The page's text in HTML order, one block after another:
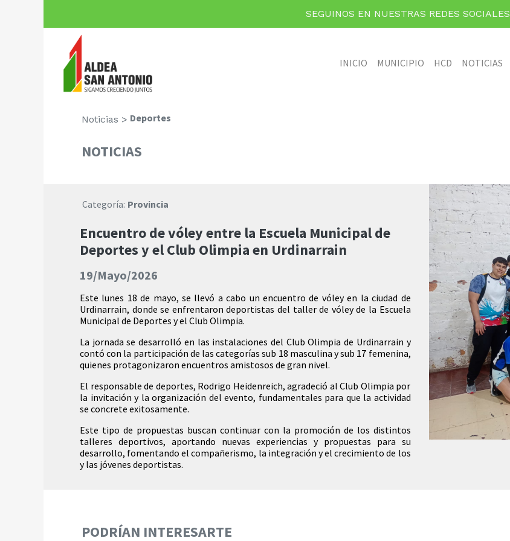
SEGUINOS EN NUESTRAS REDES SOCIALES
INICIO MUNICIPIO HCD NOTICIAS
Noticias > Deportes
NOTICIAS
Categoría: Provincia
Encuentro de vóley entre la Escuela Municipal de
Deportes y el Club Olimpia en Urdinarrain
19/Mayo/2026
Este lunes 18 de mayo, se llevó a cabo un encuentro de vóley en la ciudad de
Urdinarrain, donde se enfrentaron deportistas del taller de vóley de la Escuela
Municipal de Deportes y el Club Olimpia.
La jornada se desarrolló en las instalaciones del Club Olimpia de Urdinarrain y
contó con la participación de las categorías sub 18 masculina y sub 17 femenina,
quienes protagonizaron encuentros amistosos de gran nivel.
El responsable de deportes, Rodrigo Heidenreich, agradeció al Club Olimpia por
la invitación y la organización del evento, fundamentales para que la actividad
se concrete exitosamente.
Este tipo de propuestas buscan continuar con la promoción de los distintos
talleres deportivos, aportando nuevas experiencias y propuestas para su
desarrollo, fomentando el compañerismo, la integración y el crecimiento de los
y las jóvenes deportistas.
PODRÍAN INTERESARTE